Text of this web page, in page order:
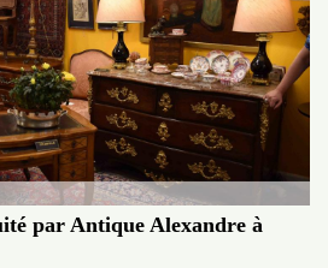
par Antique Alexandre à